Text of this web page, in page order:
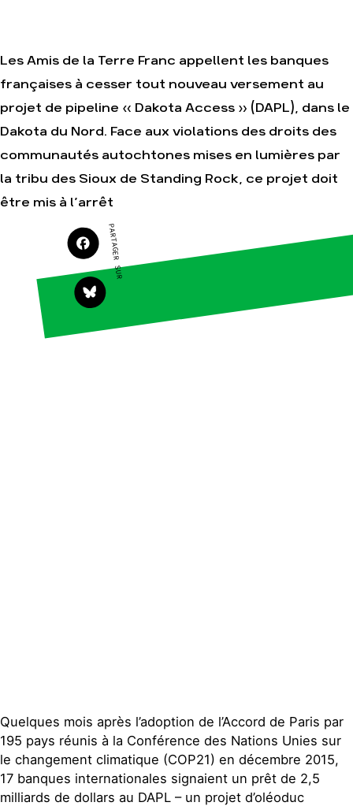
Faire un don
terrain
Agir au quotidien
Soutenir les
campagnes
Transmettre tout
ou partie de son
patrimoine
Télécharger
gratuitement les
guides éco-
citoyens
thématiques
Climat – Énergie
Surproduction
Agriculture
Forêts
Les Amis de la Terre Franc appellent les banques
françaises à cesser tout nouveau versement au
projet de pipeline « Dakota Access » (DAPL), dans le
Dakota du Nord. Face aux violations des droits des
communautés autochtones mises en lumières par
la tribu des Sioux de Standing Rock, ce projet doit
être mis à l’arrêt
PARTAGER SUR
Quelques mois après l’adoption de l’Accord de Paris par
195 pays réunis à la Conférence des Nations Unies sur
le changement climatique (COP21) en décembre 2015,
17 banques internationales signaient un prêt de 2,5
milliards de dollars au DAPL – un projet d’oléoduc